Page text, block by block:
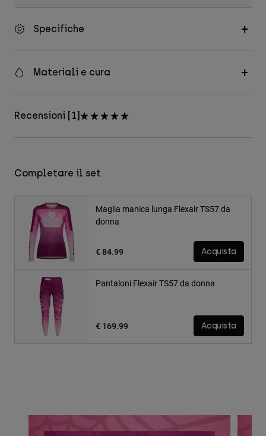
Specifiche
Materiali e cura
Recensioni [1]
Completare il set
Maglia manica lunga Flexair TS57 da
donna
€ 84.99 Acquista
Pantaloni Flexair TS57 da donna
€ 169.99 Acquista